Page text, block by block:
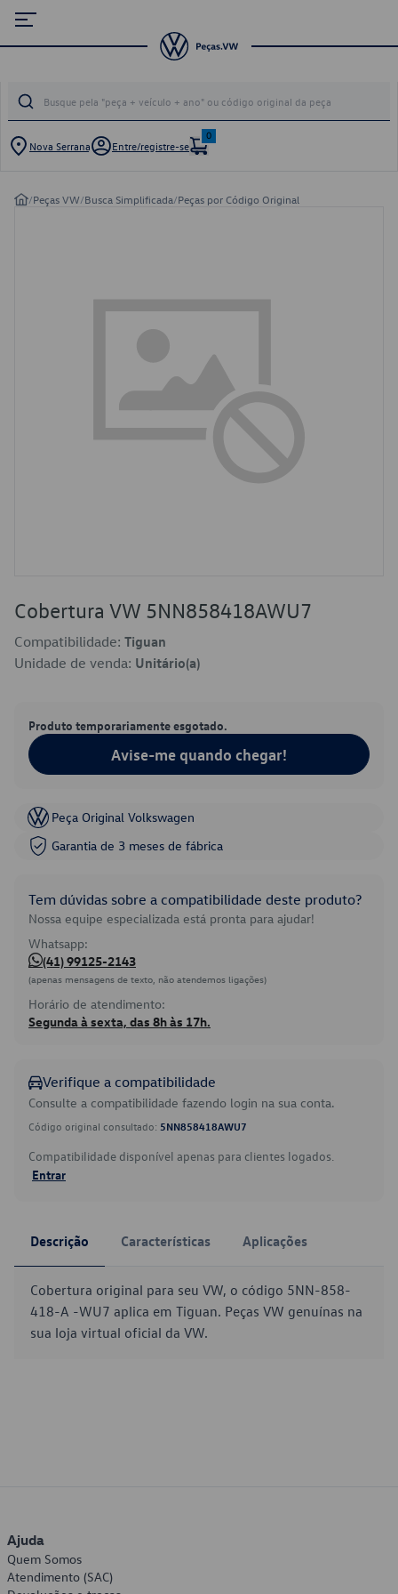
Nova Serrana Entre/registre-se
0
/Peças VW/Busca Simplificada/Peças por Código Original
Cobertura VW 5NN858418AWU7
Compatibilidade: Tiguan
Unidade de venda: Unitário(a)
Produto temporariamente esgotado.
Avise-me quando chegar!
Peça Original Volkswagen
Garantia de 3 meses de fábrica
Tem dúvidas sobre a compatibilidade deste produto?
Nossa equipe especializada está pronta para ajudar!
Whatsapp:
(41) 99125-2143
(apenas mensagens de texto, não atendemos ligações)
Horário de atendimento:
Segunda à sexta, das 8h às 17h.
Verifique a compatibilidade
Consulte a compatibilidade fazendo login na sua conta.
Código original consultado: 5NN858418AWU7
Compatibilidade disponível apenas para clientes logados.
Entrar
Descrição Características Aplicações
Cobertura original para seu VW, o código 5NN-858-
418-A -WU7 aplica em Tiguan. Peças VW genuínas na
sua loja virtual oficial da VW.
Ajuda
Quem Somos
Atendimento (SAC)